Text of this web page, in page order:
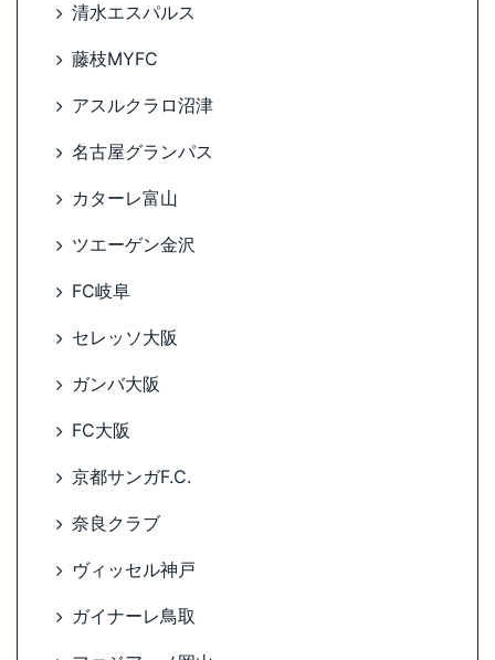
清水エスパルス
藤枝MYFC
アスルクラロ沼津
名古屋グランパス
カターレ富山
ツエーゲン金沢
FC岐阜
セレッソ大阪
ガンバ大阪
FC大阪
京都サンガF.C.
奈良クラブ
ヴィッセル神戸
ガイナーレ鳥取